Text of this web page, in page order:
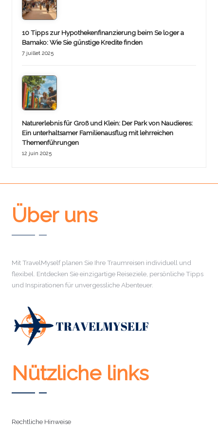
10 Tipps zur Hypothekenfinanzierung beim Se loger a
Bamako: Wie Sie günstige Kredite finden
7 juillet 2025
Naturerlebnis für Groß und Klein: Der Park von Naudieres:
Ein unterhaltsamer Familienausflug mit lehrreichen
Themenführungen
12 juin 2025
Über uns
Mit TravelMyself planen Sie Ihre Traumreisen individuell und
flexibel. Entdecken Sie einzigartige Reiseziele, persönliche Tipps
und Inspirationen für unvergessliche Abenteuer.
Nützliche links
Rechtliche Hinweise